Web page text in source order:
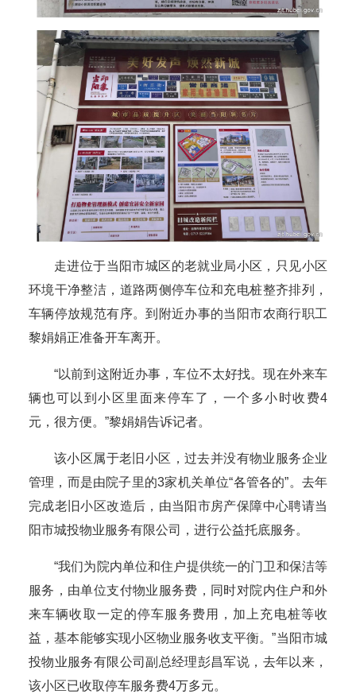
走进位于当阳市城区的老就业局小区，只见小区
环境干净整洁，道路两侧停车位和充电桩整齐排列，
车辆停放规范有序。到附近办事的当阳市农商行职工
黎娟娟正准备开车离开。
“以前到这附近办事，车位不太好找。现在外来车
辆也可以到小区里面来停车了，一个多小时收费4
元，很方便。”黎娟娟告诉记者。
该小区属于老旧小区，过去并没有物业服务企业
管理，而是由院子里的3家机关单位“各管各的”。去年
完成老旧小区改造后，由当阳市房产保障中心聘请当
阳市城投物业服务有限公司，进行公益托底服务。
“我们为院内单位和住户提供统一的门卫和保洁等
服务，由单位支付物业服务费，同时对院内住户和外
来车辆收取一定的停车服务费用，加上充电桩等收
益，基本能够实现小区物业服务收支平衡。”当阳市城
投物业服务有限公司副总经理彭昌军说，去年以来，
该小区已收取停车服务费4万多元。